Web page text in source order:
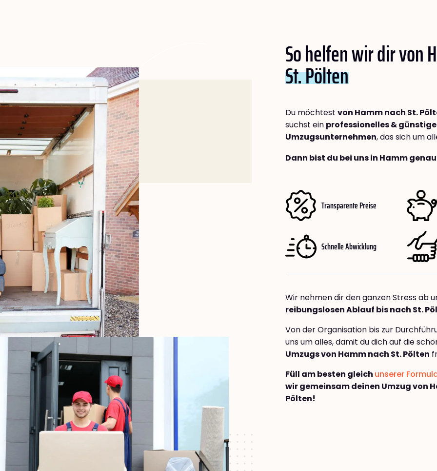
So helfen wir dir von
St. Pölten
Du möchtest von Hamm nach St.
suchst ein professionelles &
Umzugsunternehmen, das sich um
Dann bist du bei uns in Hamm
Transparente Preise
Schnelle Abwicklung
Wir nehmen dir den ganzen Stress ab
reibungslosen Ablauf bis nach St.
Von der Organisation bis zur
uns um alles, damit du dich auf die
Umzugs von Hamm nach St. Pölten
Füll am besten gleich unserer
wir gemeinsam deinen Umzug von
Pölten!